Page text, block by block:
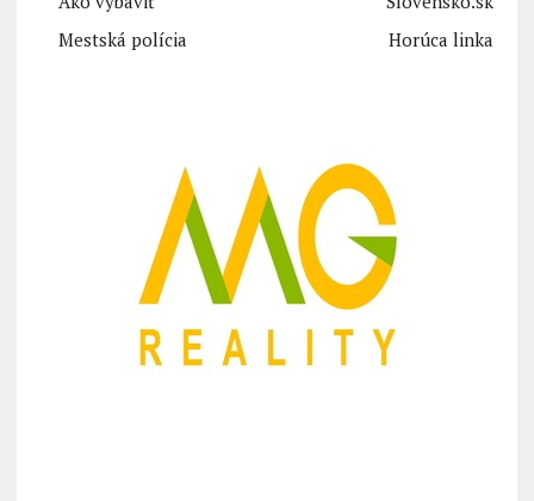
Mestská polícia
Horúca linka